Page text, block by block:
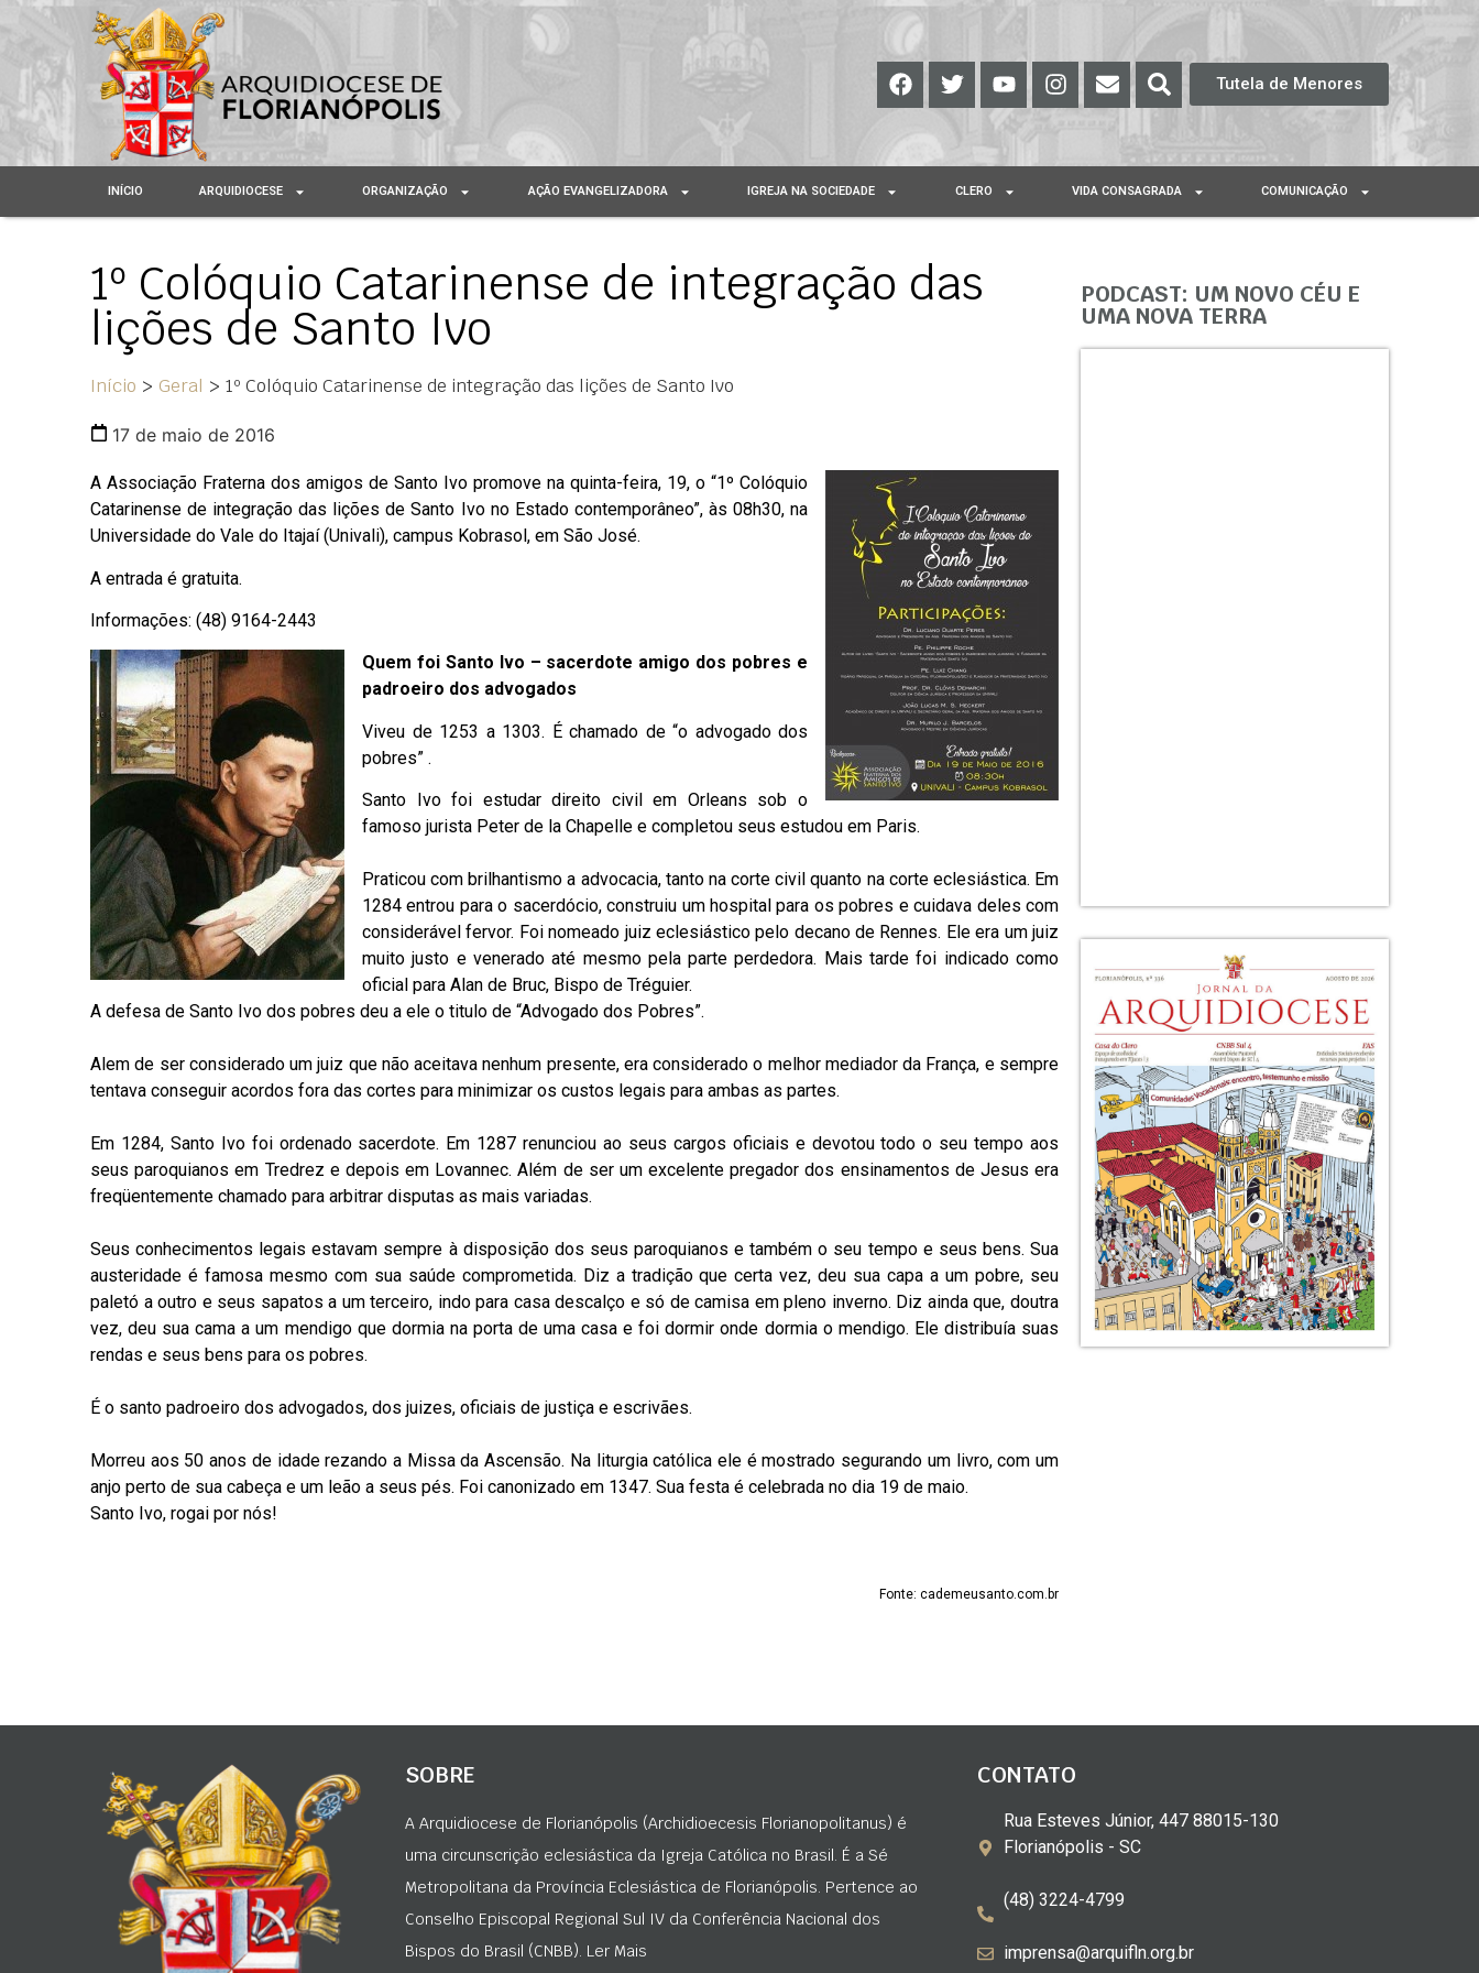
Tutela de Menores
INÍCIO ARQUIDIOCESE ORGANIZAÇÃO AÇÃO EVANGELIZADORA IGREJA NA SOCIEDADE CLERO VIDA CONSAGRADA COMUNICAÇÃO
1º Colóquio Catarinense de integração das
lições de Santo Ivo
Início > Geral > 1º Colóquio Catarinense de integração das lições de Santo Ivo
17 de maio de 2016
A Associação Fraterna dos amigos de Santo Ivo promove na quinta-feira, 19, o “1º Colóquio
Catarinense de integração das lições de Santo Ivo no Estado contemporâneo”, às 08h30, na
Universidade do Vale do Itajaí (Univali), campus Kobrasol, em São José.
A entrada é gratuita.
Informações: (48) 9164-2443
Quem foi Santo Ivo – sacerdote amigo dos pobres e
padroeiro dos advogados
Viveu de 1253 a 1303. É chamado de “o advogado dos
pobres” .
Santo Ivo foi estudar direito civil em Orleans sob o
famoso jurista Peter de la Chapelle e completou seus estudou em Paris.
Praticou com brilhantismo a advocacia, tanto na corte civil quanto na corte eclesiástica. Em
1284 entrou para o sacerdócio, construiu um hospital para os pobres e cuidava deles com
considerável fervor. Foi nomeado juiz eclesiástico pelo decano de Rennes. Ele era um juiz
muito justo e venerado até mesmo pela parte perdedora. Mais tarde foi indicado como
oficial para Alan de Bruc, Bispo de Tréguier.
A defesa de Santo Ivo dos pobres deu a ele o titulo de “Advogado dos Pobres”.
Alem de ser considerado um juiz que não aceitava nenhum presente, era considerado o melhor mediador da França, e sempre
tentava conseguir acordos fora das cortes para minimizar os custos legais para ambas as partes.
Em 1284, Santo Ivo foi ordenado sacerdote. Em 1287 renunciou ao seus cargos oficiais e devotou todo o seu tempo aos
seus paroquianos em Tredrez e depois em Lovannec. Além de ser um excelente pregador dos ensinamentos de Jesus era
freqüentemente chamado para arbitrar disputas as mais variadas.
Seus conhecimentos legais estavam sempre à disposição dos seus paroquianos e também o seu tempo e seus bens. Sua
austeridade é famosa mesmo com sua saúde comprometida. Diz a tradição que certa vez, deu sua capa a um pobre, seu
paletó a outro e seus sapatos a um terceiro, indo para casa descalço e só de camisa em pleno inverno. Diz ainda que, doutra
vez, deu sua cama a um mendigo que dormia na porta de uma casa e foi dormir onde dormia o mendigo. Ele distribuía suas
rendas e seus bens para os pobres.
É o santo padroeiro dos advogados, dos juizes, oficiais de justiça e escrivães.
Morreu aos 50 anos de idade rezando a Missa da Ascensão. Na liturgia católica ele é mostrado segurando um livro, com um
anjo perto de sua cabeça e um leão a seus pés. Foi canonizado em 1347. Sua festa é celebrada no dia 19 de maio.
Santo Ivo, rogai por nós!
Fonte: cademeusanto.com.br
PODCAST: UM NOVO CÉU E
UMA NOVA TERRA
SOBRE
A Arquidiocese de Florianópolis (Archidioecesis Florianopolitanus) é
uma circunscrição eclesiástica da Igreja Católica no Brasil. É a Sé
Metropolitana da Província Eclesiástica de Florianópolis. Pertence ao
Conselho Episcopal Regional Sul IV da Conferência Nacional dos
Bispos do Brasil (CNBB). Ler Mais
CONTATO
Rua Esteves Júnior, 447 88015-130
Florianópolis - SC
(48) 3224-4799
imprensa@arquifln.org.br